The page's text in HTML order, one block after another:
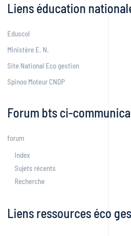
Liens éducation
Eduscol
Ministère E. N.
Site National Eco gestion
Spinoo Moteur CNDP
Forum bts ci-
forum
Index
Sujets récents
Recherche
Liens ressources éco